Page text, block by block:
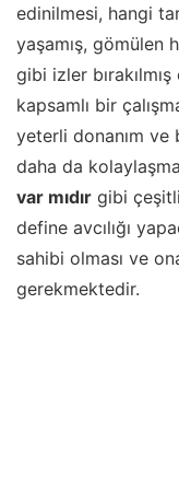
edinilmesi, hangi
yaşamış, gömülen
gibi izler
kapsamlı bir
yeterli donanım ve
daha da
var mıdır gibi
define avcılığı
sahibi olması ve
gerekmektedir.